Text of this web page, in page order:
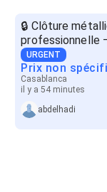
🔒 Clôture
professionnelle
URGENT
Prix non
Casablanca
il y a 54 minutes
abdelhadi